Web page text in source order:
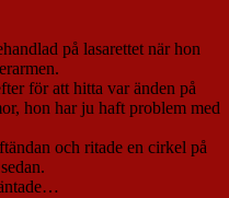
på lasarettet när hon
för att hitta var änden på
hon har ju haft problem med
och ritade en cirkel på